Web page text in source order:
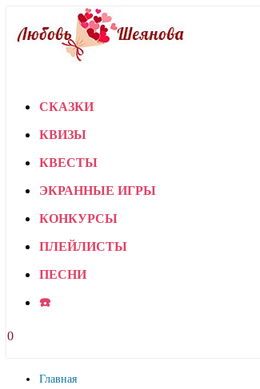
СКАЗКИ
КВИЗЫ
КВЕСТЫ
ЭКРАННЫЕ ИГРЫ
КОНКУРСЫ
ПЛЕЙЛИСТЫ
ПЕСНИ
☎️
0
Главная